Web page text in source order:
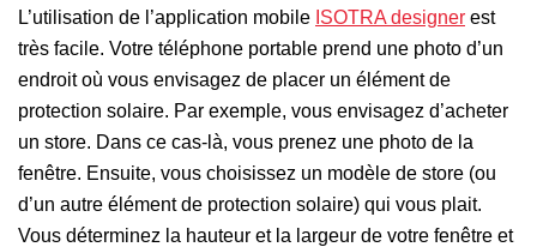
L’utilisation de l’application mobile ISOTRA designer est
très facile. Votre téléphone portable prend une photo d’un
endroit où vous envisagez de placer un élément de
protection solaire. Par exemple, vous envisagez d’acheter
un store. Dans ce cas-là, vous prenez une photo de la
fenêtre. Ensuite, vous choisissez un modèle de store (ou
d’un autre élément de protection solaire) qui vous plait.
Vous déterminez la hauteur et la largeur de votre fenêtre et